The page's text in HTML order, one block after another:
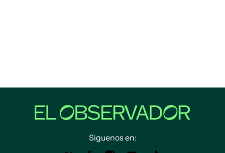
Siguenos en: